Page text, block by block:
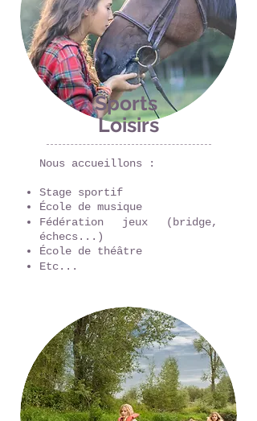
Sports
Loisirs
​Nous accueillons :
Stage sportif
École de musique
Fédération jeux (bridge,
échecs...)
École de théâtre
Etc...